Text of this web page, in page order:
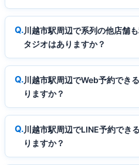
川越市駅周辺で系列の他店舗
タジオはありますか？
川越市駅周辺でWeb予約でき
りますか？
川越市駅周辺でLINE予約でき
りますか？